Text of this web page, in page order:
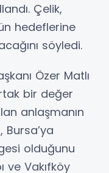
Çelik,
hedeflerine
söyledi.
Özer Matlı
bir değer
anlaşmanın
olduğunu
ve Vakıfköy